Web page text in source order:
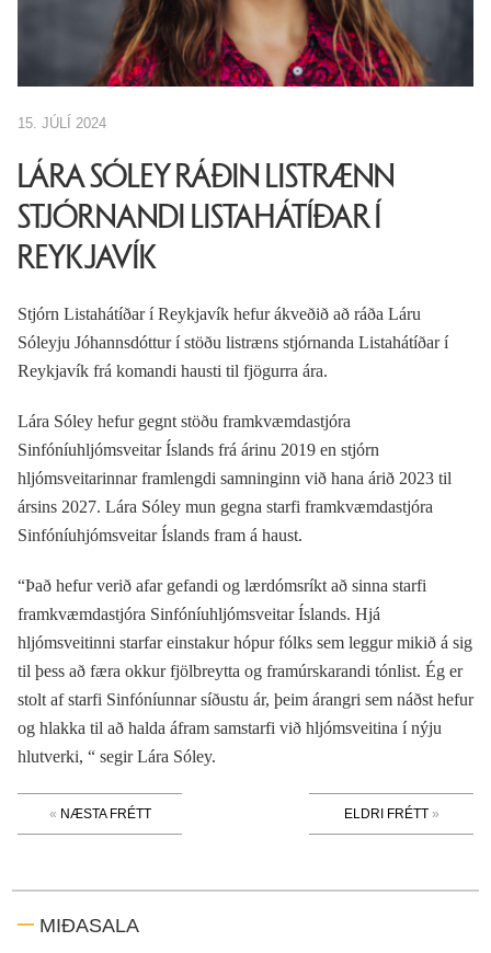
15. JÚLÍ 2024
LÁRA SÓLEY RÁÐIN LISTRÆNN
STJÓRNANDI LISTAHÁTÍÐAR Í
REYKJAVÍK
Stjórn Listahátíðar í Reykjavík hefur ákveðið að ráða Láru
Sóleyju Jóhannsdóttur í stöðu listræns stjórnanda Listahátíðar í
Reykjavík frá komandi hausti til fjögurra ára.
Lára Sóley hefur gegnt stöðu framkvæmdastjóra
Sinfóníuhljómsveitar Íslands frá árinu 2019 en stjórn
hljómsveitarinnar framlengdi samninginn við hana árið 2023 til
ársins 2027. Lára Sóley mun gegna starfi framkvæmdastjóra
Sinfóníuhjómsveitar Íslands fram á haust.
“Það hefur verið afar gefandi og lærdómsríkt að sinna starfi
framkvæmdastjóra Sinfóníuhljómsveitar Íslands. Hjá
hljómsveitinni starfar einstakur hópur fólks sem leggur mikið á sig
til þess að færa okkur fjölbreytta og framúrskarandi tónlist. Ég er
stolt af starfi Sinfóníunnar síðustu ár, þeim árangri sem náðst hefur
og hlakka til að halda áfram samstarfi við hljómsveitina í nýju
hlutverki, “ segir Lára Sóley.
ELDRI FRÉTT
NÆSTA FRÉTT
MIÐASALA